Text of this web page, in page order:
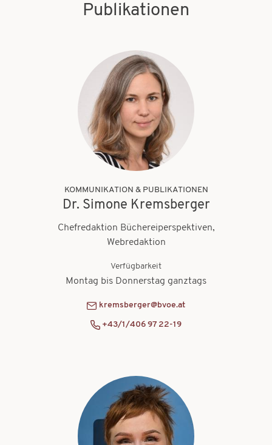
Publikationen
KOMMUNIKATION & PUBLIKATIONEN
Dr. Simone Kremsberger
Chefredaktion Büchereiperspektiven,
Webredaktion
Verfügbarkeit
Montag bis Donnerstag ganztags
kremsberger@bvoe.at
+43/1/406 97 22-19